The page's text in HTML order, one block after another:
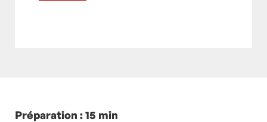
Posté à 12:55hin - Petits plats en équilibre -
Préparation : 15 min